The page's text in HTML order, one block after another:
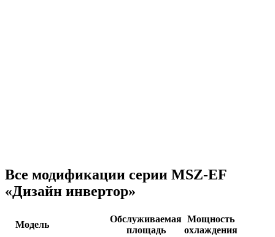
Все модификации серии MSZ-EF
«Дизайн инвертор»
Модель
Обслуживаемая
площадь
Мощность
охлаждения